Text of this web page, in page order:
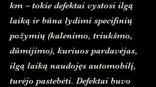
km – tokie defektai vystosi ilgą
laiką ir būna lydimi specifinių
požymių (kalenimo, triukšmo,
dūmijimo), kuriuos pardavėjas,
ilgą laiką naudojęs automobilį,
turėjo pastebėti. Defektai buvo